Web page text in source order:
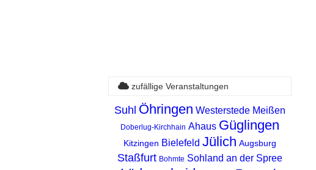
zufällige Veranstaltungen
Suhl Öhringen Westerstede Meißen
Doberlug-Kirchhain Ahaus Güglingen
Kitzingen Bielefeld Jülich Augsburg
Staßfurt Bohmte Sohland an der Spree